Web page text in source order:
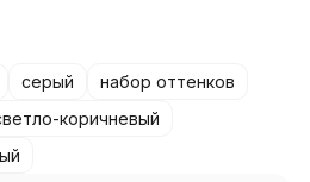
серый
набор оттенков
коричневый